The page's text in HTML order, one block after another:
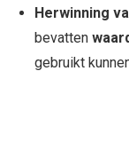
Herwinning
bevatten
gebruikt